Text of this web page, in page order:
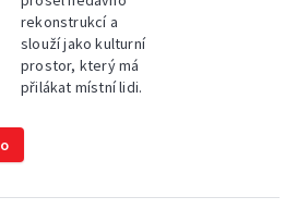
rekonstrukcí a
slouží jako kulturní
prostor, který má
přilákat místní lidi.